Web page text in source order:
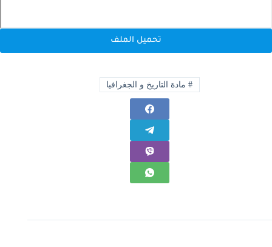
تحميل الملف
#مادة التاريخ و الجغرافيا